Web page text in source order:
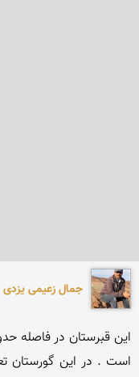
جمال زعیمی یزدی